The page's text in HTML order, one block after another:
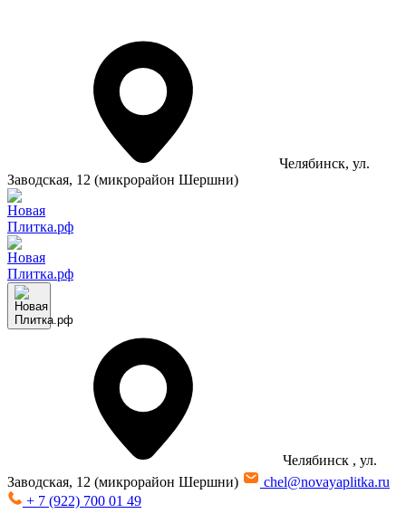
Челябинск, ул.
Заводская, 12 (микрорайон Шершни)
Челябинск , ул.
Заводская, 12 (микрорайон Шершни)
chel@novayaplitka.ru
+ 7 (922) 700 01 49